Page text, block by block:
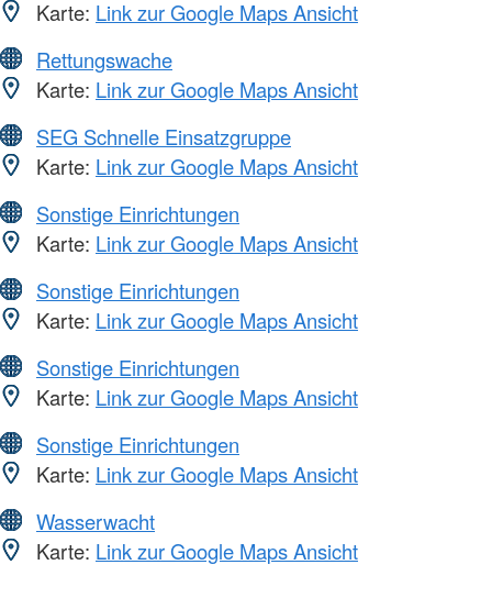
Karte: Link zur Google Maps Ansicht
Rettungswache
Karte: Link zur Google Maps Ansicht
SEG Schnelle Einsatzgruppe
Karte: Link zur Google Maps Ansicht
Sonstige Einrichtungen
Karte: Link zur Google Maps Ansicht
Sonstige Einrichtungen
Karte: Link zur Google Maps Ansicht
Sonstige Einrichtungen
Karte: Link zur Google Maps Ansicht
Sonstige Einrichtungen
Karte: Link zur Google Maps Ansicht
Wasserwacht
Karte: Link zur Google Maps Ansicht